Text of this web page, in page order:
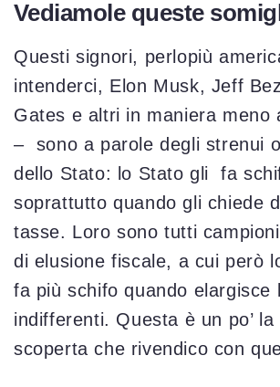
Vediamole queste
Questi signori, perlopiù
intenderci, Elon Musk, Jeff
Gates e altri in maniera meno
– sono a parole degli strenui
dello Stato: lo Stato gli fa
soprattutto quando gli chiede
tasse. Loro sono tutti
di elusione fiscale, a cui però
fa più schifo quando elargisce
indifferenti. Questa è un po’ la
scoperta che rivendico con